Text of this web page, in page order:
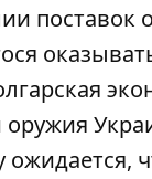
поставок
оружия
ожидается,